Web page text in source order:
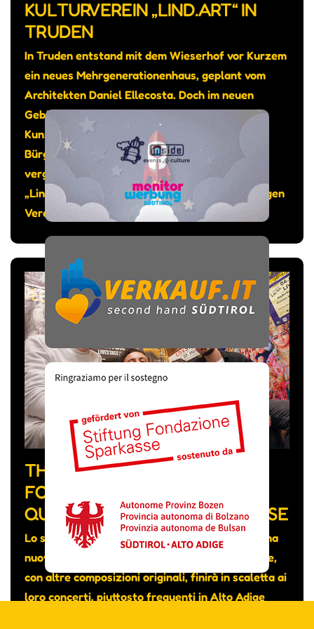
KULTURVEREIN „LIND.ART“ IN
TRUDEN
In Truden entstand mit dem Wieserhof vor Kurzem
ein neues Mehrgenerationenhaus, geplant vom
Architekten Daniel Ellecosta. Doch im neuen
Gebäude sollte auch genügend Platz sein für
Kunst und Kultur, so das Anliegen von
Bürgermeister Michael Epp. Gesagt getan: Am
vergangenen 12. Juni wurde der Kunstraum
„Lind.Art“ eingeweiht, bespielt vom gleichnamigen
Verein.
THE FEVER WEEK, LA BAND
FORMATA DA MUSICISTI DI
QUATTRO NAZIONALITÀ DIVERSE
Lo scorso mese hanno pubblicato su YouTube una
nuova canzone intitolata “Really don’t care” che,
con altre composizioni originali, finirà in scaletta ai
loro concerti, piuttosto frequenti in Alto Adige